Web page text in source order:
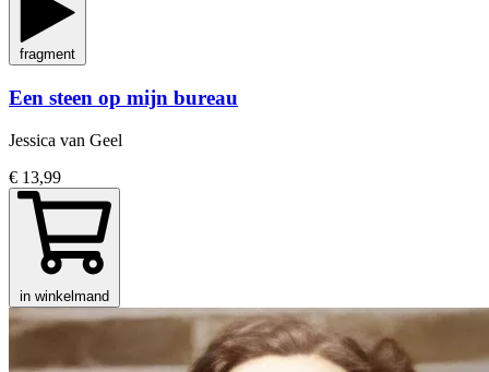
fragment
Een steen op mijn bureau
Jessica van Geel
€ 13,99
in winkelmand